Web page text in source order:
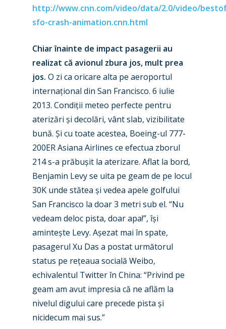
http://www.cnn.com/video/data/2.0/video/
sfo-crash-animation.cnn.html
Chiar înainte de impact pasagerii au
realizat că avionul zbura jos, mult prea
jos. O zi ca oricare alta pe aeroportul
internațional din San Francisco. 6 iulie
2013. Condiții meteo perfecte pentru
aterizări și decolări, vânt slab, vizibilitate
bună. Și cu toate acestea, Boeing-ul 777-
200ER Asiana Airlines ce efectua zborul
214 s-a prăbușit la aterizare. Aflat la bord,
Benjamin Levy se uita pe geam de pe locul
30K unde stătea și vedea apele golfului
San Francisco la doar 3 metri sub el. “Nu
vedeam deloc pista, doar apa!”, își
amintește Levy. Așezat mai în spate,
pasagerul Xu Das a postat următorul
status pe rețeaua socială Weibo,
echivalentul Twitter în China: “Privind pe
geam am avut impresia că ne aflăm la
nivelul digului care precede pista și
nicidecum mai sus.”
New Routes
Industry
Airshows
Dubai 2025
Paris 2025
Farnborough 2024
Paris 2023
Farnborough 2022
Dubai 2019
Paris 2019
Business Jets
Military
Trip Reports
Marketplace
Jobs
Contact